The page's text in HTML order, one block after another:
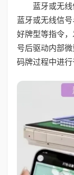
蓝牙或无
蓝牙或无线信
好牌型等指令
号后驱动内部
码牌过程中进行